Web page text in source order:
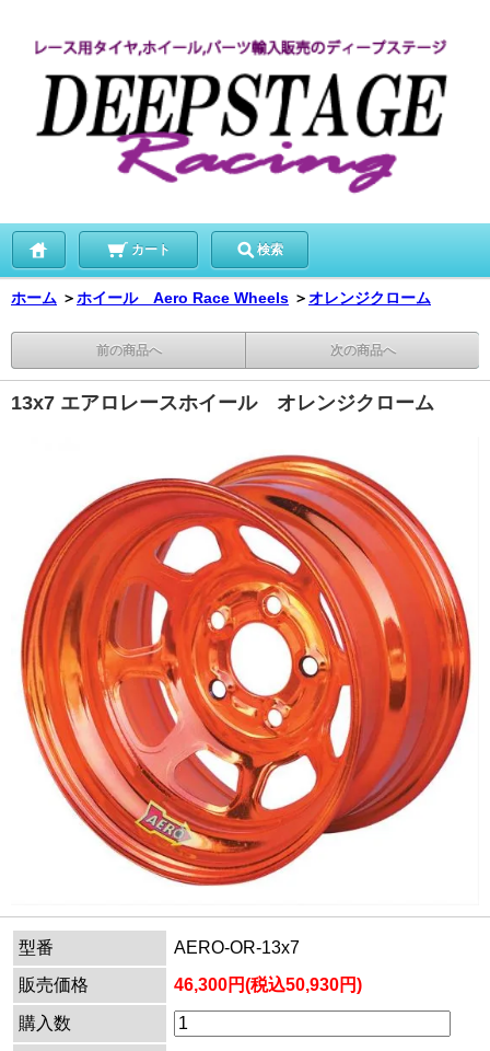
カート 検索
ホーム ＞ホイール Aero Race Wheels ＞オレンジクローム
前の商品へ 次の商品へ
13x7 エアロレースホイール オレンジクローム
型番
AERO-OR-13x7
販売価格
46,300円(税込50,930円)
購入数